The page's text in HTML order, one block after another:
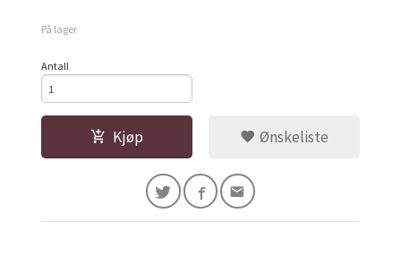
På lager
Antall
Kjøp Ønskeliste